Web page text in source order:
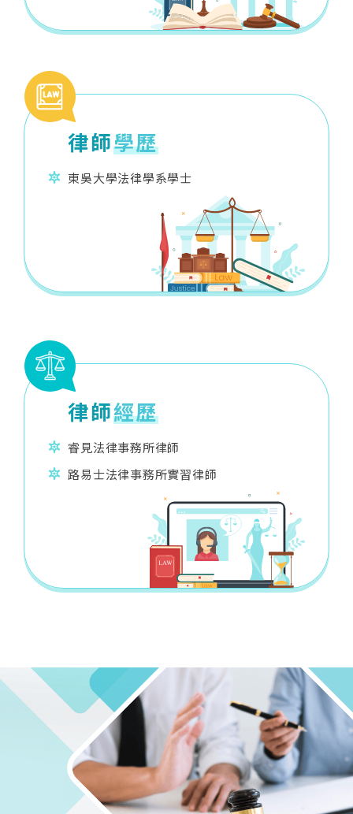
律師學歷
東吳大學法律學系學士
律師經歷
睿見法律事務所律師
路易士法律事務所實習律師